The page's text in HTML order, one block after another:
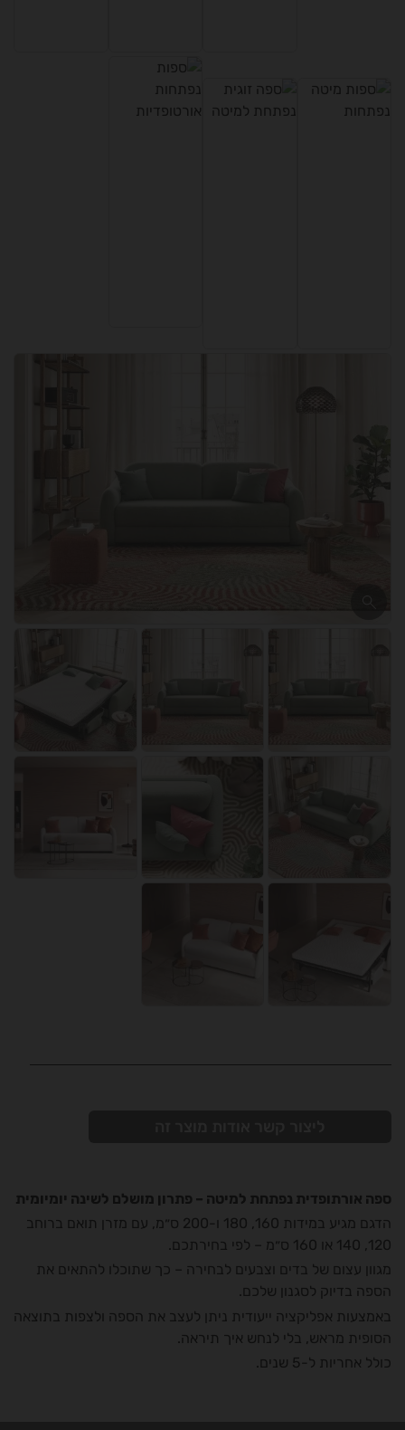
ספה אורתופדית נפתחת למיטה – פתרון מושלם לשינה יומיומית
הדגם מגיע במידות 160, 180 ו-200 ס״מ, עם מזרן תואם ברוחב
120, 140 או 160 ס״מ – לפי בחירתכם.
מגוון עצום של בדים וצבעים לבחירה – כך שתוכלו להתאים את
הספה בדיוק לסגנון שלכם.
באמצעות אפליקציה ייעודית ניתן לעצב את הספה ולצפות בתוצאה
הסופית מראש, בלי לנחש איך תיראה.
כולל אחריות ל-5 שנים.